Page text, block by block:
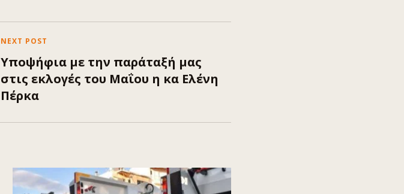
NEXT POST
Υποψήφια με την παράταξή μας
στις εκλογές του Μαΐου η κα Ελένη
Πέρκα